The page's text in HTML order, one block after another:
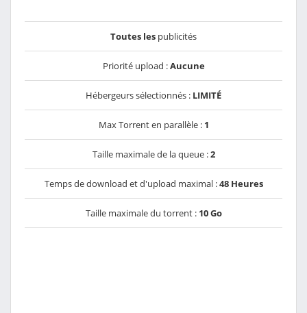
Toutes les publicités
Priorité upload :Aucune
Hébergeurs sélectionnés : LIMITÉ
Max Torrent en parallèle : 1
Taille maximale de la queue :2
Temps de download et d'upload maximal :48 Heures
Taille maximale du torrent : 10 Go